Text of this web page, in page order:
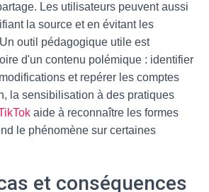
Les utilisateurs peuvent aussi
la source et en évitant les
outil pédagogique utile est
d'un contenu polémique : identifier
et repérer les comptes
la sensibilisation à des pratiques
aide à reconnaître les formes
le phénomène sur certaines
et conséquences